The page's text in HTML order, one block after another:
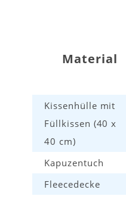
Material
Kissenhülle mit
Füllkissen (40 x
40 cm)
Kapuzentuch
Fleecedecke